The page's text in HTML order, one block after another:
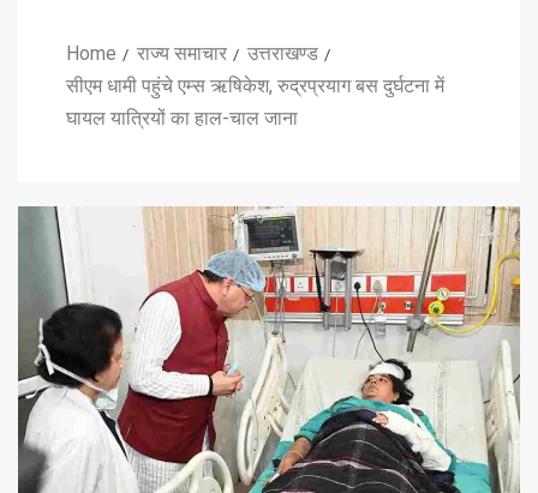
Home राज्य समाचार
उत्तराखण्ड
सीएम धामी पहुंचे एम्स ऋषिकेश, रुद्रप्रयाग बस दुर्घटना में
घायल यात्रियों का हाल-चाल जाना